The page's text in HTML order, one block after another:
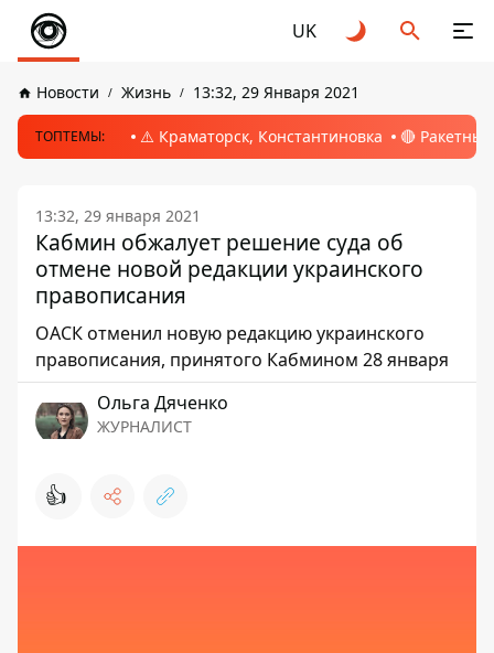
UK
Новости Жизнь 13:32, 29 Января 2021
ТОПТЕМЫ: ⚠️ Краматорск, Константиновка 🔴
13:32, 29 января 2021
Кабмин обжалует решение суда об
отмене новой редакции украинского
правописания
ОАСК отменил новую редакцию украинского
правописания, принятого Кабмином 28 января
Ольга Дяченко
ЖУРНАЛИСТ
👍